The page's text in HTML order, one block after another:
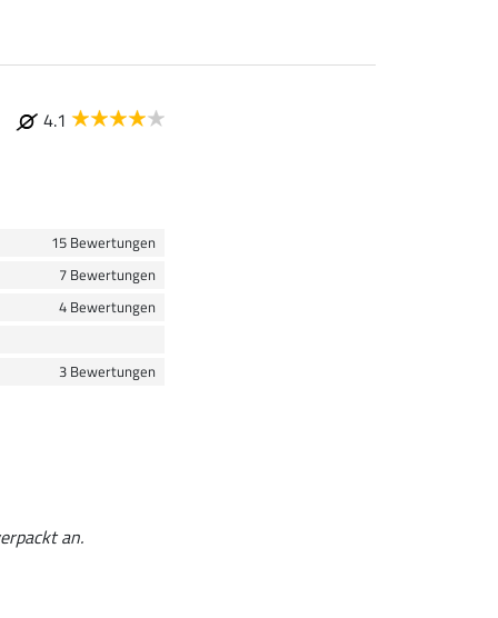
4.1
15 Bewertungen
7 Bewertungen
4 Bewertungen
3 Bewertungen
an.